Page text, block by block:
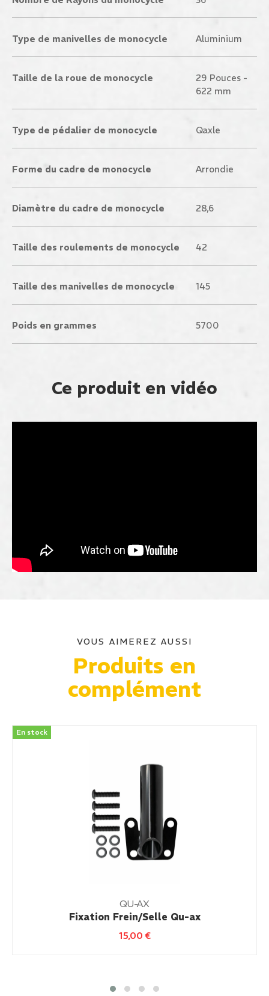
Type de manivelles de monocycle Aluminium
Taille de la roue de monocycle
29 Pouces -
622 mm
Type de pédalier de monocycle Qaxle
Forme du cadre de monocycle Arrondie
Diamètre du cadre de monocycle 28,6
Taille des roulements de monocycle 42
Taille des manivelles de monocycle 145
Poids en grammes 5700
Ce produit en vidéo
VOUS AIMEREZ AUSSI
Produits en
complément
En stock
QU-AX
Fixation Frein/Selle Qu-ax
15,00€